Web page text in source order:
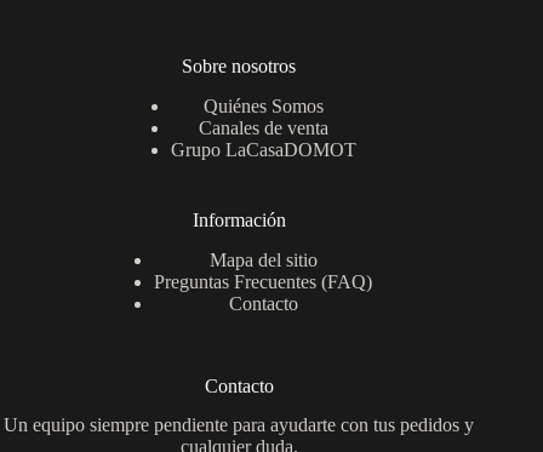
Sobre nosotros
Quiénes Somos
Canales de venta
Grupo LaCasaDOMOT
Información
Mapa del sitio
Preguntas Frecuentes (FAQ)
Contacto
Contacto
Un equipo siempre pendiente para ayudarte con tus pedidos y
cualquier duda.